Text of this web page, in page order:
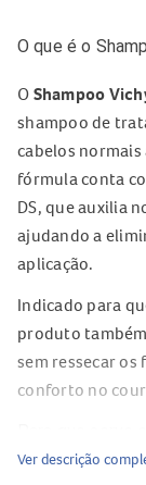
O que é o
O Shampoo
shampoo de
cabelos normais
fórmula conta
DS, que auxilia
ajudando a
aplicação.
Indicado para
produto
sem ressecar os
conforto no
300g?
Ver descrição